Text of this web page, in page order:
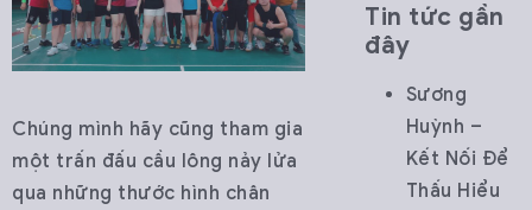
Chúng mình hãy cũng tham gia
một trấn đấu cầu lông nảy lửa
qua những thước hình chân
Tin tức gần
đây
Sương
Huỳnh –
Kết Nối Để
Thấu Hiểu